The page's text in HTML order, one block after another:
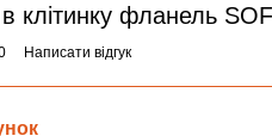
клітинку фланель
Написати відгук